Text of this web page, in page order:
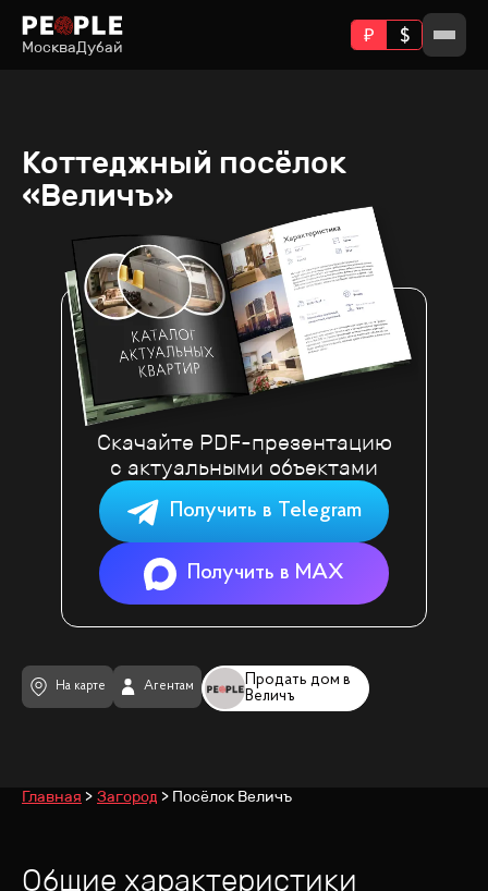
МоскваДубай
Коттеджный посёлок
«Величъ»
Продать дом в
Величъ
На карте Агентам
Скачайте PDF-презентацию
с актуальными объектами
Получить в Telegram
Получить в MAX
Главная Загород Посёлок Величъ
Общие характеристики